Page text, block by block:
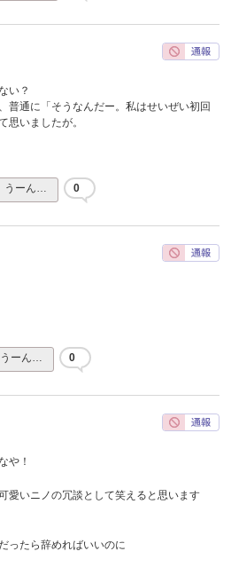
い？
普通に「そうなんだー。私はせいぜい初回
思いましたが。
うーん… 0
うーん… 0
や！
愛いニノの冗談として笑えると思います
ったら辞めればいいのに